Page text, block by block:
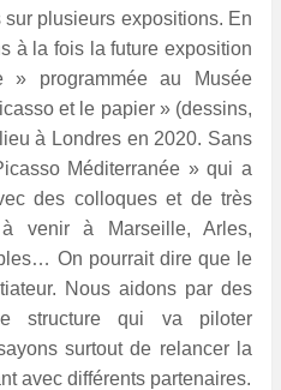
plusieurs expositions. En
à la fois la future exposition
programmée au Musée
et le papier » (dessins,
à Londres en 2020. Sans
Méditerranée » qui a
des colloques et de très
à venir à Marseille, Arles,
On pourrait dire que le
Nous aidons par des
structure qui va piloter
surtout de relancer la
avec différents partenaires.